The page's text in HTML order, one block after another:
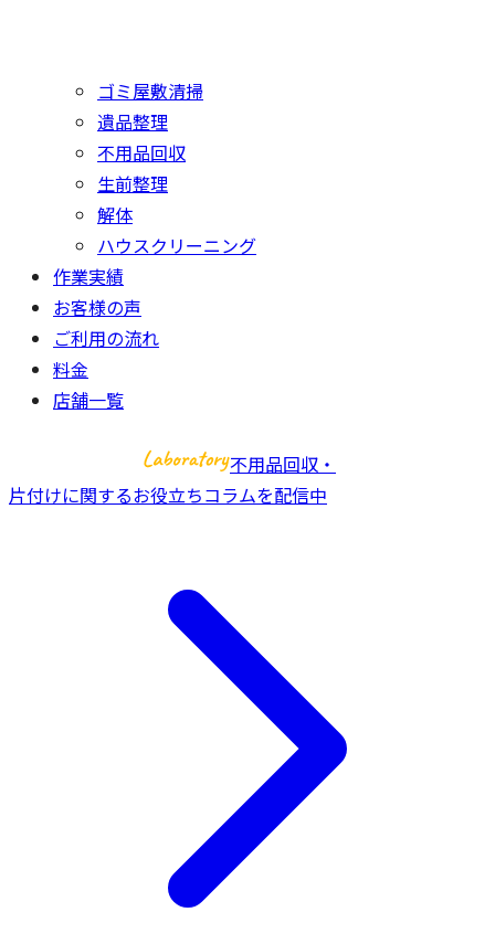
ゴミ屋敷清掃
遺品整理
不用品回収
生前整理
解体
ハウスクリーニング
作業実績
お客様の声
ご利用の流れ
料金
店舗一覧
不用品回収・
片付けに関するお役立ちコラムを配信中